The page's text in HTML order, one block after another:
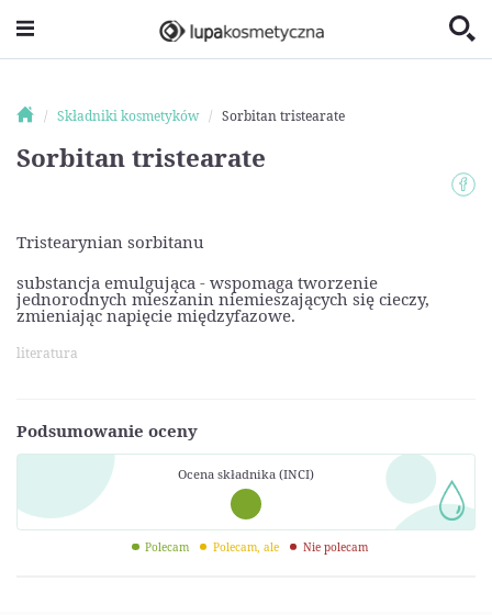
Składniki kosmetyków Sorbitan tristearate
Sorbitan tristearate
Tristearynian sorbitanu
substancja emulgująca - wspomaga tworzenie
jednorodnych mieszanin niemieszających się cieczy,
zmieniając napięcie międzyfazowe.
literatura
Podsumowanie oceny
Ocena składnika (INCI)
Polecam Polecam, ale Nie polecam